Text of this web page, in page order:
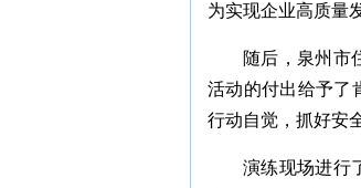
为实现企业高质量
随后，泉州市
活动的付出给予了
行动自觉，抓好安
演练现场进行